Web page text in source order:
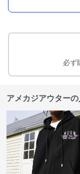
必ず
アメカジアウター